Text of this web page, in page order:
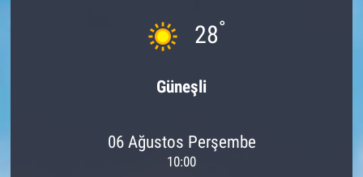
28°
Güneşli
06 Ağustos Perşembe
10:00